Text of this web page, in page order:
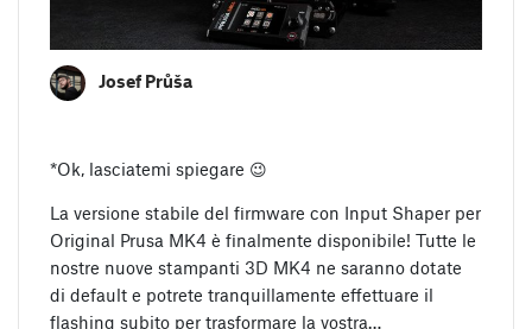
Josef Průša
*Ok, lasciatemi spiegare 😉
La versione stabile del firmware con Input Shaper per
Original Prusa MK4 è finalmente disponibile! Tutte le
nostre nuove stampanti 3D MK4 ne saranno dotate
di default e potrete tranquillamente effettuare il
flashing subito per trasformare la vostra…